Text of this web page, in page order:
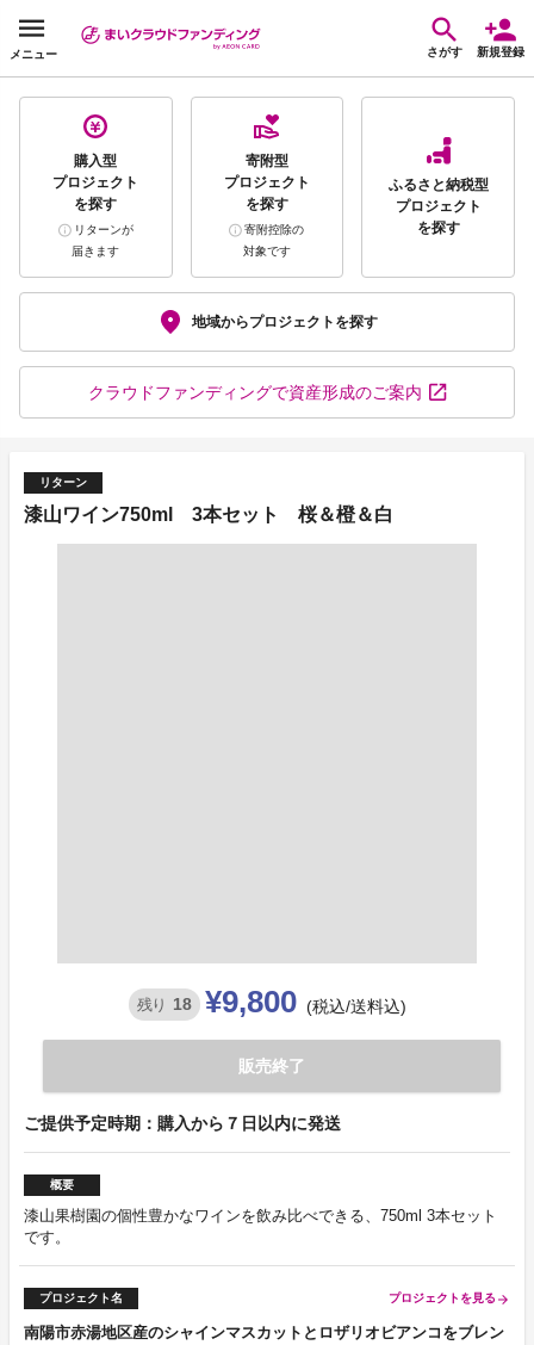
メニュー さがす 新規登録
購入型
プロジェクト
を探す
リターンが
届きます
寄附型
プロジェクト
を探す
寄附控除の
対象です
ふるさと納税型
プロジェクト
を探す
地域からプロジェクトを探す
クラウドファンディングで資産形成のご案内
リターン
漆山ワイン750ml 3本セット 桜＆橙＆白
残り 18 ¥9,800 (税込/送料込)
販売終了
ご提供予定時期：購入から７日以内に発送
概要
漆山果樹園の個性豊かなワインを飲み比べできる、750ml 3本セット
です。
プロジェクト名 プロジェクトを見る arrow_forward
南陽市赤湯地区産のシャインマスカットとロザリオビアンコをブレン